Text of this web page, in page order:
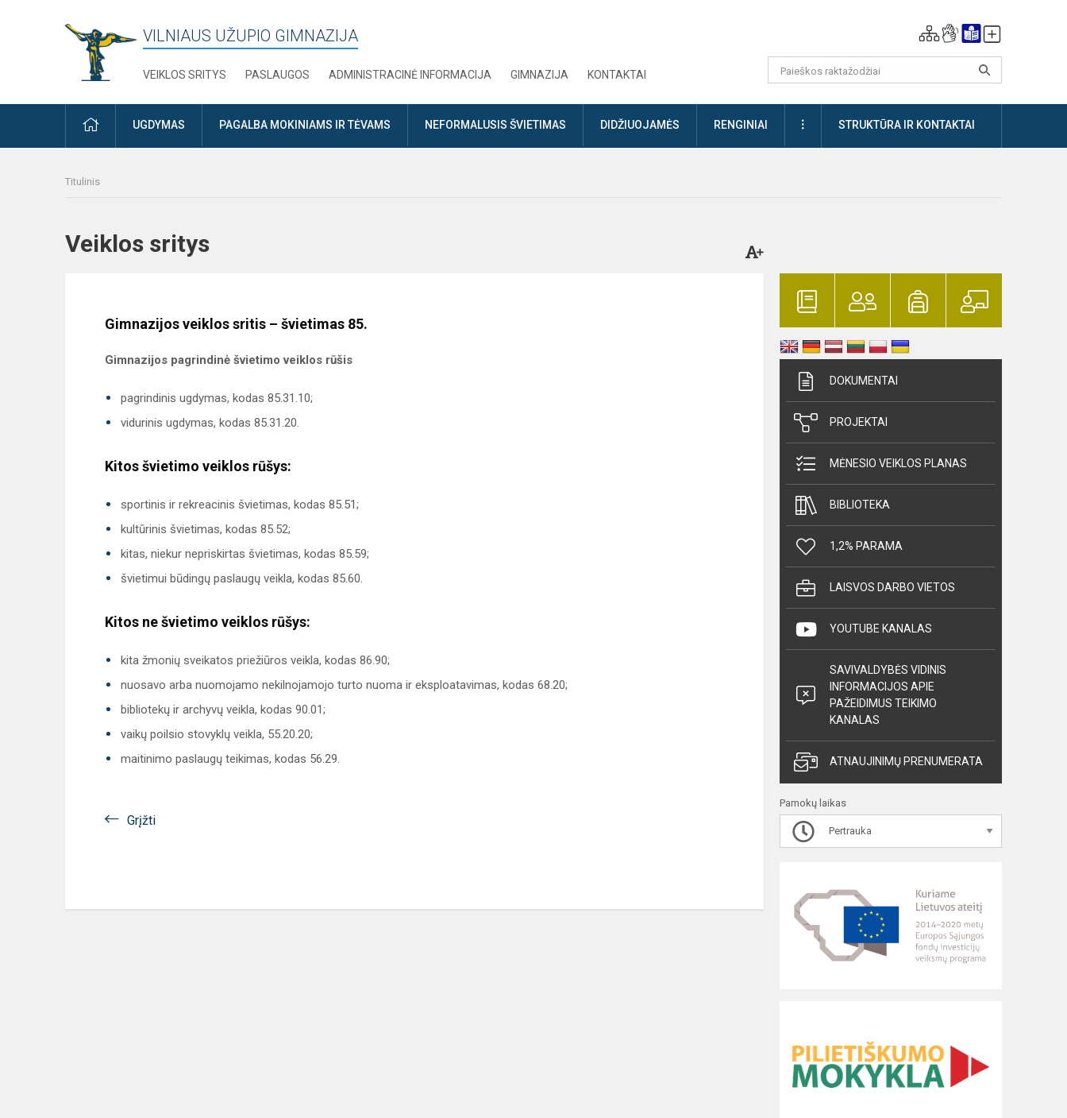
VILNIAUS UŽUPIO GIMNAZIJA
VEIKLOS SRITYS PASLAUGOS ADMINISTRACINĖ INFORMACIJA GIMNAZIJA KONTAKTAI
PRADŽIAUGDYMAS PAGALBA MOKINIAMS IR TĖVAMS NEFORMALUSIS ŠVIETIMAS DIDŽIUOJAMĖS RENGINIAI DAUGIAUSTRUKTŪRA IR KONTAKTAI
Titulinis
Veiklos sritys
Gimnazijos veiklos sritis – švietimas 85.
Gimnazijos pagrindinė švietimo veiklos rūšis
pagrindinis ugdymas, kodas 85.31.10;
vidurinis ugdymas, kodas 85.31.20.
Kitos švietimo veiklos rūšys:
sportinis ir rekreacinis švietimas, kodas 85.51;
kultūrinis švietimas, kodas 85.52;
kitas, niekur nepriskirtas švietimas, kodas 85.59;
švietimui būdingų paslaugų veikla, kodas 85.60.
Kitos ne švietimo veiklos rūšys:
kita žmonių sveikatos priežiūros veikla, kodas 86.90;
nuosavo arba nuomojamo nekilnojamojo turto nuoma ir eksploatavimas, kodas 68.20;
bibliotekų ir archyvų veikla, kodas 90.01;
vaikų poilsio stovyklų veikla, 55.20.20;
maitinimo paslaugų teikimas, kodas 56.29.
Grįžti
DOKUMENTAI
PROJEKTAI
MĖNESIO VEIKLOS PLANAS
BIBLIOTEKA
1,2% PARAMA
LAISVOS DARBO VIETOS
YOUTUBE KANALAS
SAVIVALDYBĖS VIDINIS
INFORMACIJOS APIE
PAŽEIDIMUS TEIKIMO
KANALAS
ATNAUJINIMŲ PRENUMERATA
Pamokų laikas
Pertrauka